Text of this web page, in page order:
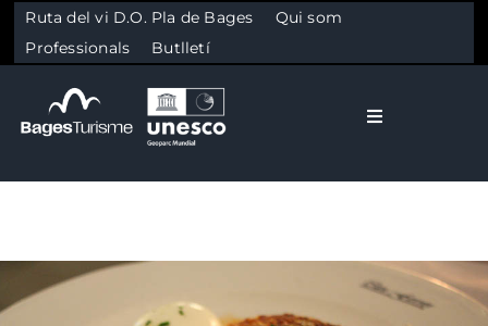
Skip to content
Ruta del vi D.O. Pla de Bages
Qui som
Professionals
Butlletí
Toggle